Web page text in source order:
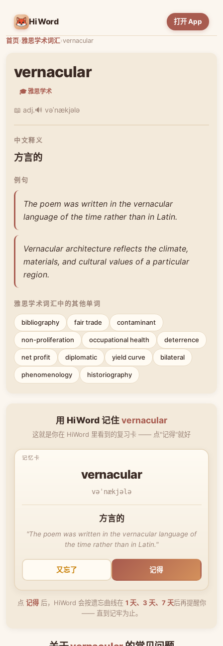
HiWord 打开 App
首页›雅思学术词汇›vernacular
vernacular
🎓 雅思学术
📖 adj.🔊 vəˈnækjələ
中文释义
方言的
例句
The poem was written in the vernacular
language of the time rather than in Latin.
Vernacular architecture reflects the climate,
materials, and cultural values of a particular
region.
雅思学术词汇中的其他单词
bibliography fair trade contaminant
non-proliferation occupational health deterrence
net profit diplomatic yield curve bilateral
phenomenology historiography
用 HiWord 记住vernacular
这就是你在 HiWord 里看到的复习卡 —— 点"记得"就好
vernacular
vəˈnækjələ
方言的
"The poem was written in the vernacular language of
the time rather than in Latin."
又忘了 记得
点 记得后，HiWord 会按遗忘曲线在 1 天、3 天、7 天后再提醒你
—— 直到记牢为止。